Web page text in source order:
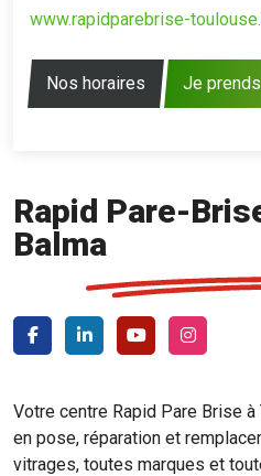
www.rapidparebrise-
Nos horaires Je
Rapid Pare-
Balma
Votre centre Rapid Pare Brise
en pose, réparation et
vitrages, toutes marques et